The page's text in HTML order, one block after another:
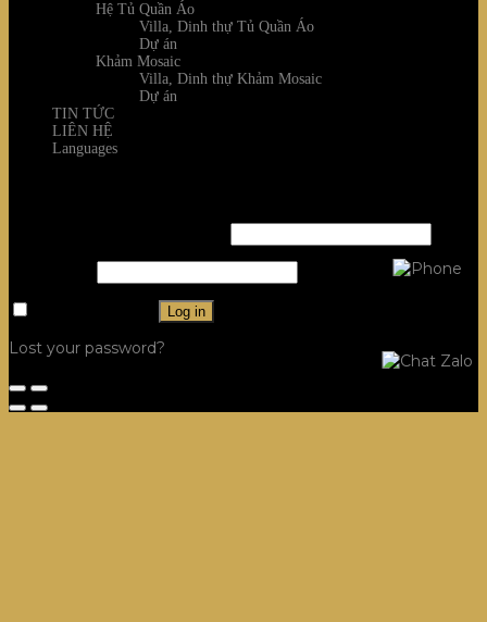
Hệ Tủ Quần Áo
Villa, Dinh thự Tủ Quần Áo
Dự án
Khảm Mosaic
Villa, Dinh thự Khảm Mosaic
Dự án
TIN TỨC
LIÊN HỆ
Languages
Log in
Lost your password?